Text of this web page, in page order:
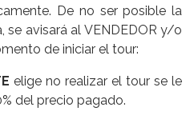
De no ser posible la
se avisará al VENDEDOR y/o
de iniciar el tour:
elige no realizar el tour se le
del precio pagado.